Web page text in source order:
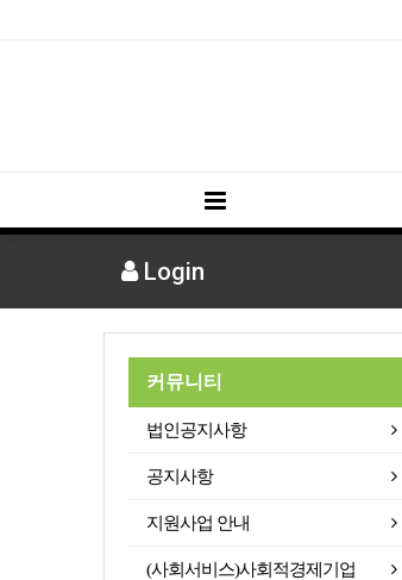
Login
커뮤니티
법인공지사항
공지사항
지원사업 안내
(사회서비스)사회적경제기업